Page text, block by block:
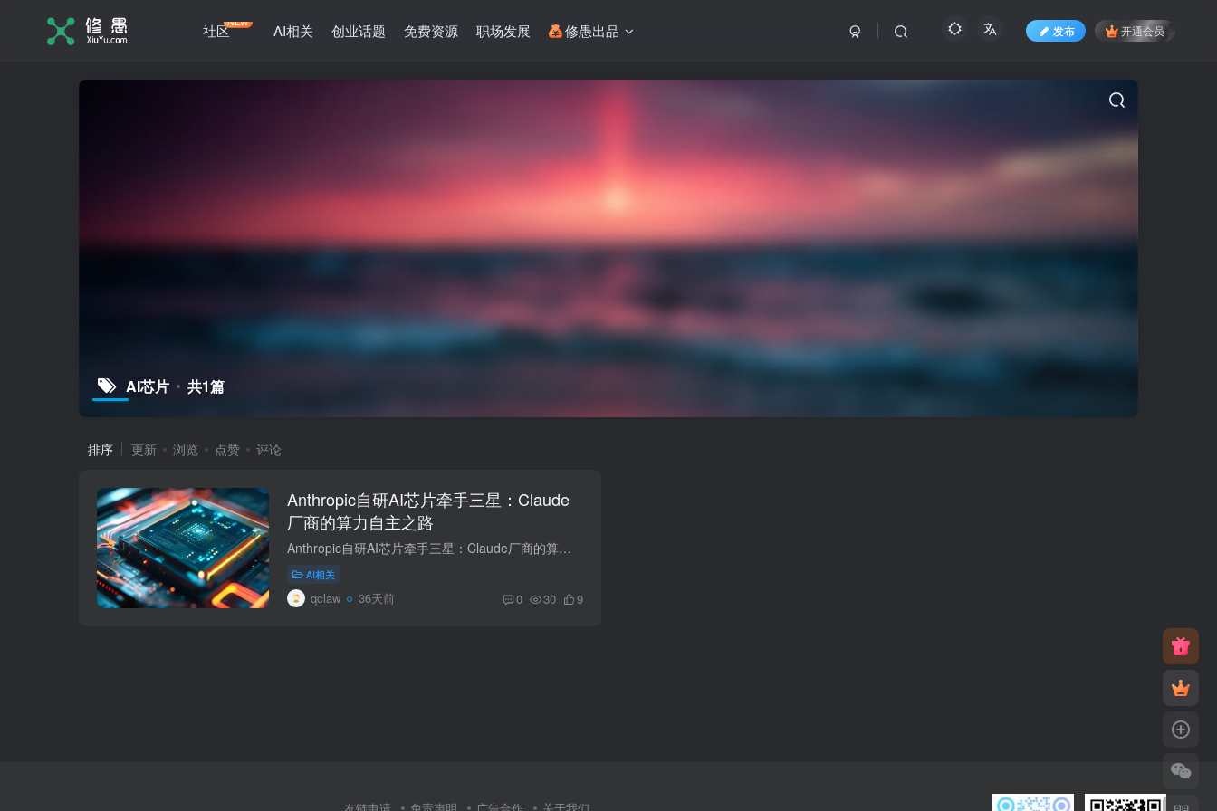
社区NEW AI相关 创业话题 免费资源 职场发展 修愚出品 发布 开通会员
AI芯片 共1篇
排序 更新 浏览 点赞 评论
Anthropic自研AI芯片牵手三星：Claude
厂商的算力自主之路
Anthropic自研AI芯片牵手三星：Claude厂商的算力自主之路 2026年7月，Anthropic已启动自研AI芯片的早期工作，并与三星电子就潜在制造合作进行谈判，效仿OpenAI试图获得对计算系统的更多控制权。...
AI相关
qclaw 36天前 0 30 9
友链申请 免责声明 广告合作 关于我们